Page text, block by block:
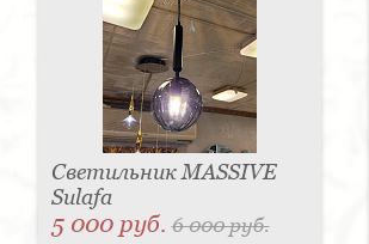
Светильник MASSIVE
Sulafa
5 000 руб.6 000 руб.